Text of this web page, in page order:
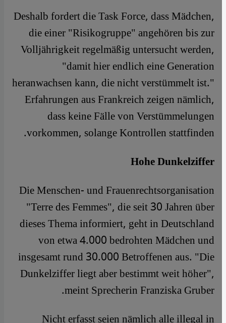
Deshalb fordert die Task Force, dass Mädchen,
die einer "Risikogruppe" angehören bis zur
Volljährigkeit regelmäßig untersucht werden,
"damit hier endlich eine Generation
heranwachsen kann, die nicht verstümmelt ist."
Erfahrungen aus Frankreich zeigen nämlich,
dass keine Fälle von Verstümmelungen
vorkommen, solange Kontrollen stattfinden.
Hohe Dunkelziffer
Die Menschen- und Frauenrechtsorganisation
"Terre des Femmes", die seit 30 Jahren über
dieses Thema informiert, geht in Deutschland
von etwa 4.000 bedrohten Mädchen und
insgesamt rund 30.000 Betroffenen aus. "Die
Dunkelziffer liegt aber bestimmt weit höher",
meint Sprecherin Franziska Gruber.